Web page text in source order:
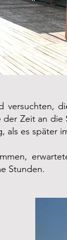
versuchten,
der Zeit an
als es später
Stunden.